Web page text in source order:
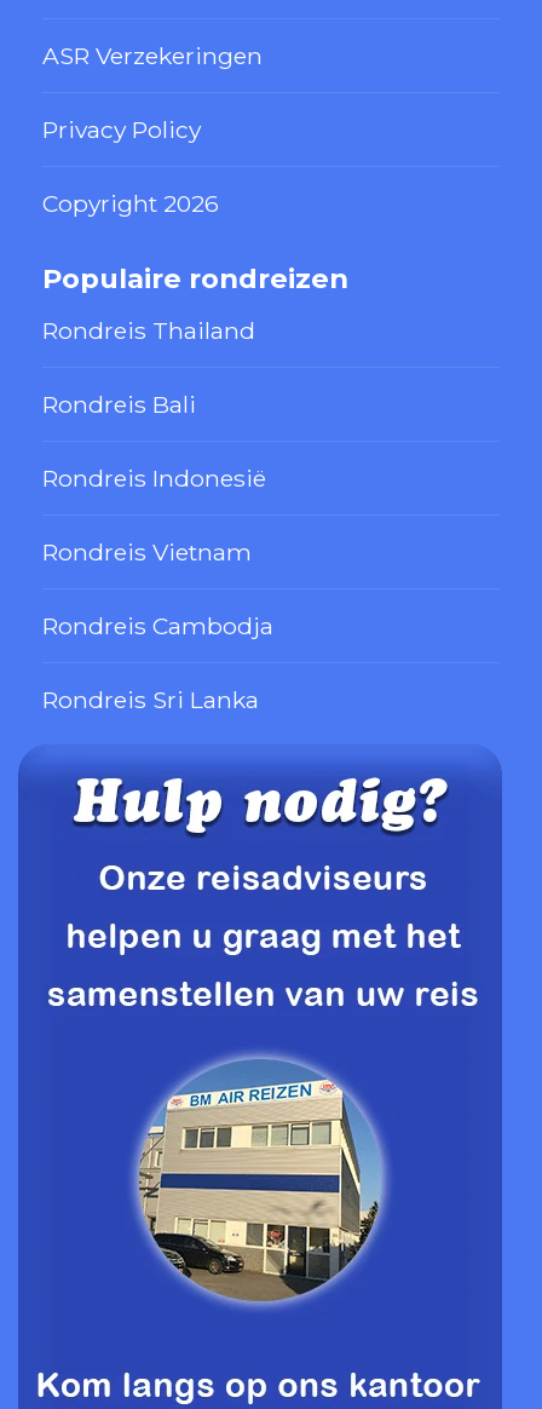
ASR Verzekeringen
Privacy Policy
Copyright 2026
Populaire rondreizen
Rondreis Thailand
Rondreis Bali
Rondreis Indonesië
Rondreis Vietnam
Rondreis Cambodja
Rondreis Sri Lanka